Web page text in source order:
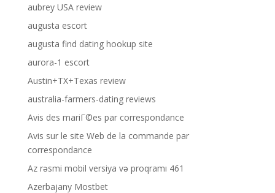
aubrey USA review
augusta escort
augusta find dating hookup site
aurora-1 escort
Austin+TX+Texas review
australia-farmers-dating reviews
Avis des mariГ©es par correspondance
Avis sur le site Web de la commande par
correspondance
Az rəsmi mobil versiya və proqramı 461
Azerbajany Mostbet